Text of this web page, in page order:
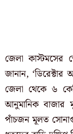
জেলা কাস্টমসের
জানান, ‘ডিরেক্টার
জেলা থেকে ৬
আনুমানিক বাজার
পাঁচজন মূলত